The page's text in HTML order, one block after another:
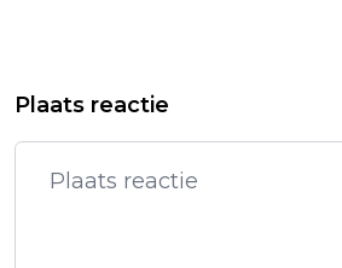
GIJZELAARS UIT
SCHOOF:
OVER SITUATIE IN
Plaats reactie